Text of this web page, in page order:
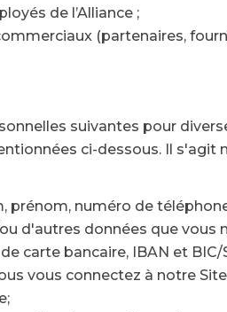
de l’Alliance ;
(partenaires,
suivantes pour
ci-dessous. Il
prénom, numéro de
d'autres données que vous
carte bancaire, IBAN et BIC/
vous connectez à notre